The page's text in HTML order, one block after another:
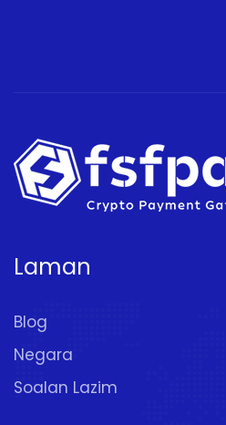
Laman
Blog
Negara
Soalan Lazim